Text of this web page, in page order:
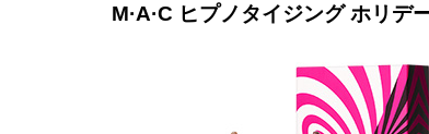
M·A·C ヒプノタイジング ホリデ